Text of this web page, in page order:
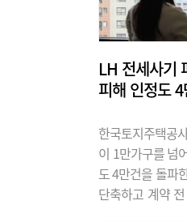
LH 전세사기
피해 인정도
한국토지주택공
이 1만가구를 넘
도 4만건을 돌파
단축하고 계약